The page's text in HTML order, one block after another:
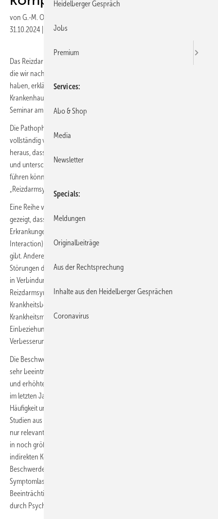
von G.-M. Ostendorf
31.10.2024
Veröffentlicht in
Das Reizdarmsyndrom ist eine prävalente chronische Erkrankung, für
die wir nach wie vor keine kurativen Behandlungen zur Verfügung
haben, erklärt Viola Andresen vom Ikaneum – Israelitisches
Krankenhaus in Hamburg, auf dem 32. Gastroenterologie-Update-
Seminar am 15. und 16. März 2024 in Berlin.
Die Pathophysiologie des Reizdarmsyndroms ist nach wie vor nicht
vollständig verstanden. Es kristallisiert sich jedoch immer mehr
heraus, dass verschiedene Ursachen ein Reizdarmsyndrom auslösen
und unterschiedliche Störungen zu verschiedenen Beschwerden
führen können, die dann unter dem Krankheitsbegriff
„Reizdarmsyndrom“ zusammengefasst werden.
Eine Reihe von Studien hat in den vergangenen Jahren wiederholt
gezeigt, dass es innerhalb der funktionellen gastrointestinalen
Erkrankungen, die inzwischen DGBI (= Disorders of Gut-Brain-
Interaction) genannt werden, bei vielen Patienten Überlappungen
gibt. Andere gastrointestinale und extraintestinale Diagnosen, die mit
Störungen der Darm-Gehirn-Achse oder zentralen Sensibilisierungen
in Verbindung gebracht werden, sind häufige Ko-Morbiditäten des
Reizdarmsyndroms und ein Faktor für eine größere
Krankheitsbelastung. Diese Häufungen sprechen für gemeinsame
Krankheits­mechanismen der zentralen Reizverarbeitung, deren
Einbeziehung im Sinne einer eher globaleren Therapiestrategie eine
Verbesserung der Gesamtsituation der Patienten bedeuten könnte.
Die Beschwerden beim Reizdarmsyndrom können für die Patienten
sehr beeinträchtigend sein, was zu vermehrten Krankheitsausfällen
und erhöhter Inanspruchnahme des Gesundheitswesens führt. Auch
im letzten Jahr beschäftigten sich wieder einige Studien mit der
Häufigkeit und den Auswirkungen der Erkrankung. Zwei europäische
Studien aus 2023 belegen erneut, dass das Reizdarmsyndrom nicht
nur relevante Steigerungen der direkten Gesundheitskosten, sondern
in noch größerem Maß eine sozioökonomische Belastung durch die
indirekten Kosten, also den Arbeitsausfall, mit sich bringt.
Beschwerden in mehreren Verdauungsorganen, eine hohe
Symptomlast, Fatigue sowie begleitende psychische
Beeinträchtigungen tragen besonders zu steigenden Kosten (u. a.
durch Psychotherapie) und Arbeitsausfällen bei.
Heidelberger Gespräch
Jobs
Premium
Services
Abo & Shop
Media
Newsletter
Specials
Meldungen
Originalbeiträge
Aus der Rechtsprechung
Inhalte aus den Heidelberger Gesprächen
Coronavirus